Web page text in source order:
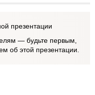
презентации
— будьте первым,
об этой презентации.